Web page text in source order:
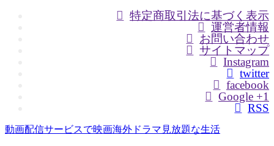
特定商取引法に基づく表示
運営者情報
お問い合わせ
サイトマップ
Instagram
twitter
facebook
Google +1
RSS
動画配信サービスで映画海外ドラマ見放題な生活